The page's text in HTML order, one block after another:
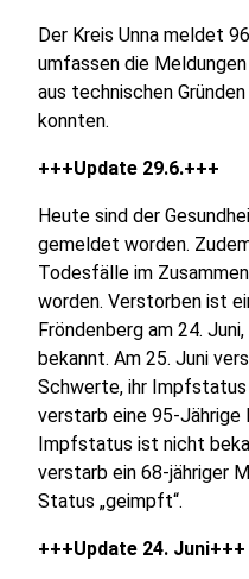
Der Kreis Unna meldet
umfassen die
aus technischen
konnten.
+++Update 29.6.+++
Heute sind der
gemeldet worden.
Todesfälle im
worden. Verstorben ist
Fröndenberg am 24.
bekannt. Am 25. Juni
Schwerte, ihr Impfstatus
verstarb eine 95-Jährige
Impfstatus ist nicht
verstarb ein 68-jähriger
Status „geimpft“.
+++Update 24. Juni+++